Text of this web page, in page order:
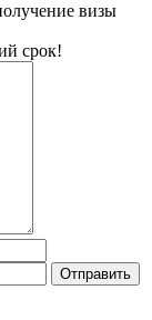
визы
срок!